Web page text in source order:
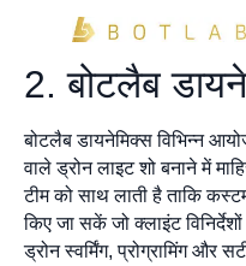
2. बोटलैब
बोटलैब डायनेमिक्स विभिन्न
वाले ड्रोन लाइट शो बनाने में
टीम को साथ लाती है ताकि
किए जा सकें जो क्लाइंट
ड्रोन स्वर्मिंग, प्रोग्रामिंग और